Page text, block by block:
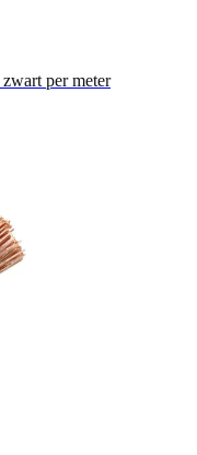
per meter